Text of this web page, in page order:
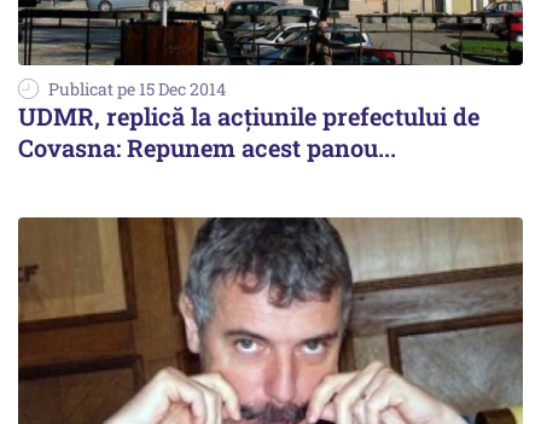
Publicat pe 15 Dec 2014
UDMR, replică la acțiunile prefectului de
Covasna: Repunem acest panou...